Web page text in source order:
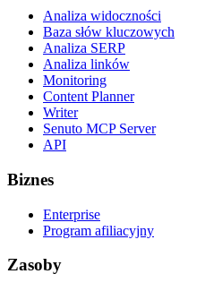
Analiza widoczności
Baza słów kluczowych
Analiza SERP
Analiza linków
Monitoring
Content Planner
Writer
Senuto MCP Server
API
Biznes
Enterprise
Program afiliacyjny
Zasoby